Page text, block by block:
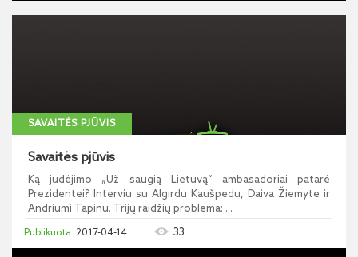
SAVAITĖS PJŪVIS
Savaitės pjūvis
Ką judėjimo „Už saugią Lietuvą“ ambasadoriai patarė
Prezidentei? Interviu su Algirdu Kaušpėdu, Daiva Žiemyte ir
Andriumi Tapinu. Trijų raidžių problema: ...
2017-04-14 33